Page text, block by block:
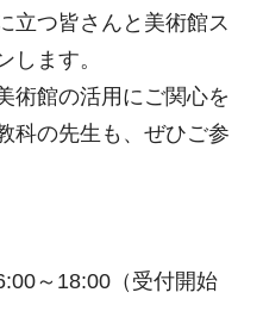
立つ皆さんと美術館ス
します。
術館の活用にご関心を
科の先生も、ぜひご参
～18:00（受付開始